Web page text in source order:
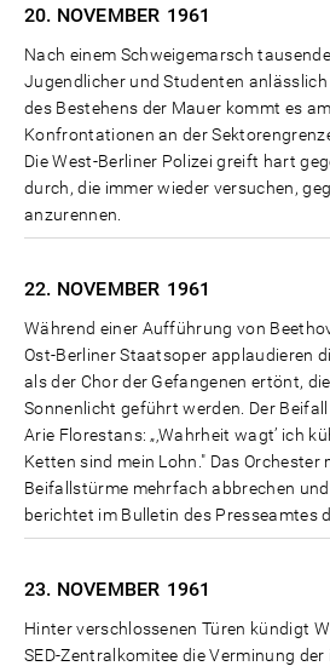
20. NOVEMBER 1961
Nach einem Schweigemarsch
Jugendlicher und Studenten
des Bestehens der Mauer kommt es
Konfrontationen an der
Die West-Berliner Polizei greift hart
durch, die immer wieder versuchen,
anzurennen.
22. NOVEMBER 1961
Während einer Aufführung von
Ost-Berliner Staatsoper applaudieren
als der Chor der Gefangenen ertönt,
Sonnenlicht geführt werden. Der
Arie Florestans: „‚Wahrheit wagt’ ich
Ketten sind mein Lohn." Das
Beifallstürme mehrfach abbrechen
berichtet im Bulletin des Presseamtes
23. NOVEMBER 1961
Hinter verschlossenen Türen kündigt
SED-Zentralkomitee die Verminung